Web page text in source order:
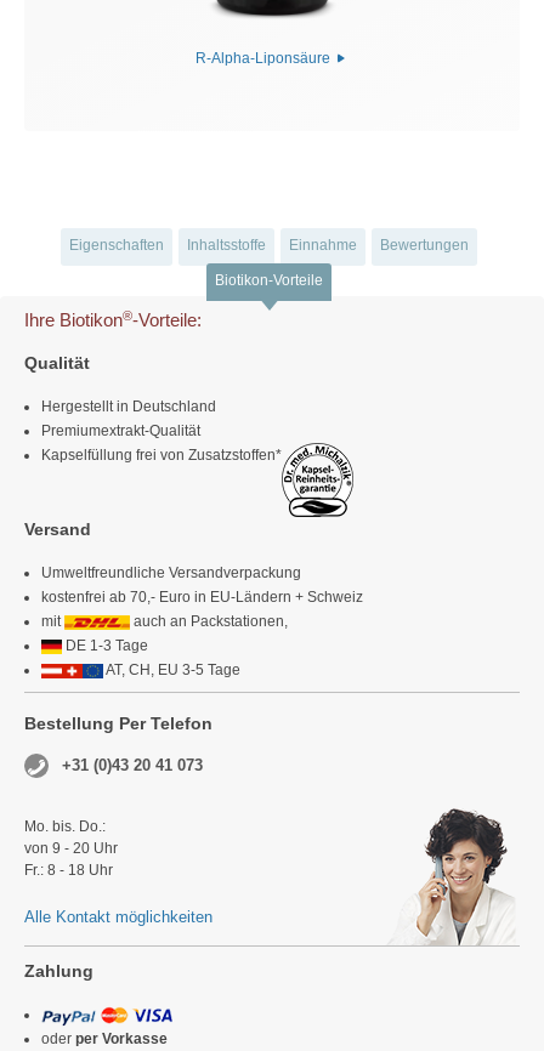
R-Alpha-Liponsäure
Eigenschaften Inhaltsstoffe Einnahme Bewertungen
Biotikon-Vorteile
Ihre Biotikon®-Vorteile:
Qualität
Hergestellt in Deutschland
Premiumextrakt-Qualität
Kapselfüllung frei von Zusatzstoffen*
Versand
Umweltfreundliche Versandverpackung
kostenfrei ab 70,- Euro in EU-Ländern + Schweiz
mit
auch an Packstationen,
DE 1-3 Tage
AT, CH, EU 3-5 Tage
Bestellung Per Telefon
+31 (0)43 20 41 073
Mo. bis. Do.:
von 9 - 20 Uhr
Fr.: 8 - 18 Uhr
Alle Kontakt möglichkeiten
Zahlung
oder per Vorkasse